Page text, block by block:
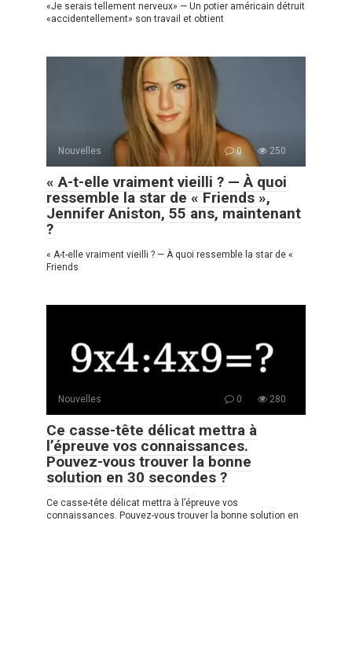
«Je serais tellement nerveux» — Un potier américain détruit
«accidentellement» son travail et obtient
Nouvelles 0 250
« A-t-elle vraiment vieilli ? — À quoi
ressemble la star de « Friends »,
Jennifer Aniston, 55 ans, maintenant
?
« A-t-elle vraiment vieilli ? — À quoi ressemble la star de «
Friends
Nouvelles 0 280
Ce casse-tête délicat mettra à
l’épreuve vos connaissances.
Pouvez-vous trouver la bonne
solution en 30 secondes ?
Ce casse-tête délicat mettra à l’épreuve vos
connaissances. Pouvez-vous trouver la bonne solution en